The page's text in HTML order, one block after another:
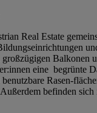
Real Estate
eine begrünte
Rasen-
befinden